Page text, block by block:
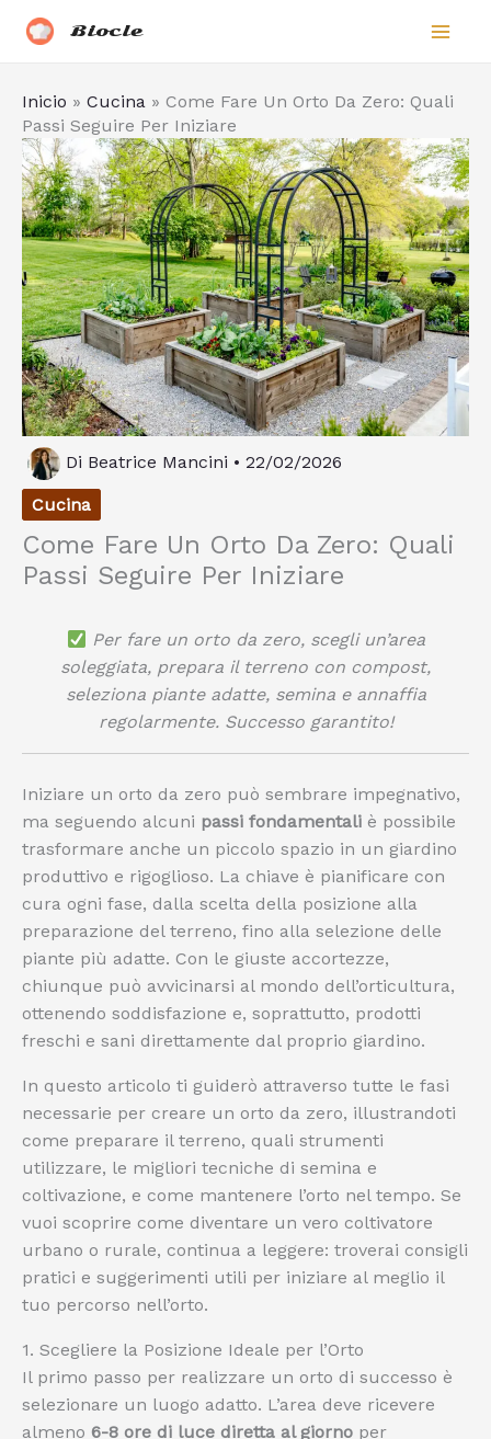
Biocle
Inicio » Cucina » Come Fare Un Orto Da Zero: Quali
Passi Seguire Per Iniziare
Di Beatrice Mancini • 22/02/2026
Cucina
Come Fare Un Orto Da Zero: Quali
Passi Seguire Per Iniziare
Per fare un orto da zero, scegli un’area
soleggiata, prepara il terreno con compost,
seleziona piante adatte, semina e annaffia
regolarmente. Successo garantito!
Iniziare un orto da zero può sembrare impegnativo,
ma seguendo alcuni passi fondamentali è possibile
trasformare anche un piccolo spazio in un giardino
produttivo e rigoglioso. La chiave è pianificare con
cura ogni fase, dalla scelta della posizione alla
preparazione del terreno, fino alla selezione delle
piante più adatte. Con le giuste accortezze,
chiunque può avvicinarsi al mondo dell’orticultura,
ottenendo soddisfazione e, soprattutto, prodotti
freschi e sani direttamente dal proprio giardino.
In questo articolo ti guiderò attraverso tutte le fasi
necessarie per creare un orto da zero, illustrandoti
come preparare il terreno, quali strumenti
utilizzare, le migliori tecniche di semina e
coltivazione, e come mantenere l’orto nel tempo. Se
vuoi scoprire come diventare un vero coltivatore
urbano o rurale, continua a leggere: troverai consigli
pratici e suggerimenti utili per iniziare al meglio il
tuo percorso nell’orto.
1. Scegliere la Posizione Ideale per l’Orto
Il primo passo per realizzare un orto di successo è
selezionare un luogo adatto. L’area deve ricevere
almeno 6-8 ore di luce diretta al giorno per